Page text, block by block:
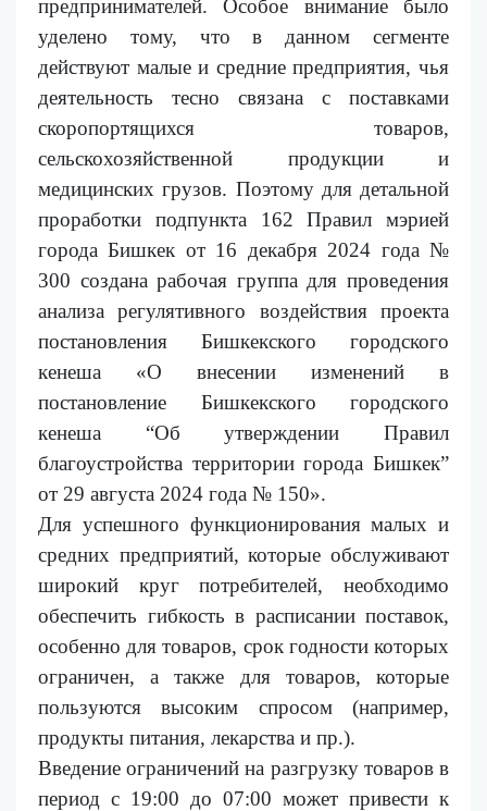
предпринимателей. Особое внимание было
уделено тому, что в данном сегменте
действуют малые и средние предприятия, чья
деятельность тесно связана с поставками
скоропортящихся товаров,
сельскохозяйственной продукции и
медицинских грузов. Поэтому для детальной
проработки подпункта 162 Правил мэрией
города Бишкек от 16 декабря 2024 года №
300 создана рабочая группа для проведения
анализа регулятивного воздействия проекта
постановления Бишкекского городского
кенеша «О внесении изменений в
постановление Бишкекского городского
кенеша “Об утверждении Правил
благоустройства территории города Бишкек”
от 29 августа 2024 года № 150».
Для успешного функционирования малых и
средних предприятий, которые обслуживают
широкий круг потребителей, необходимо
обеспечить гибкость в расписании поставок,
особенно для товаров, срок годности которых
ограничен, а также для товаров, которые
пользуются высоким спросом (например,
продукты питания, лекарства и пр.).
Введение ограничений на разгрузку товаров в
период с 19:00 до 07:00 может привести к